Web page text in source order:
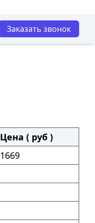
Заказать звонок
Цена ( руб )
1669